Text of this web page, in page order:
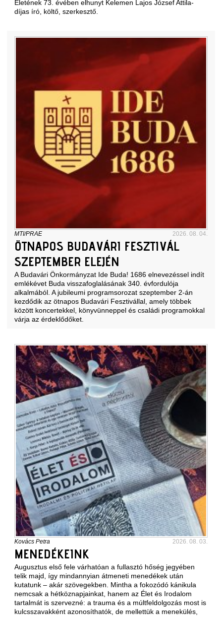
Életének 73. évében elhunyt Kelemen Lajos József Attila-
díjas író, költő, szerkesztő.
MTI/PRAE 2026. 08. 04.
ÖTNAPOS BUDAVÁRI FESZTIVÁL
SZEPTEMBER ELEJÉN
A Budavári Önkormányzat Ide Buda! 1686 elnevezéssel indít
emlékévet Buda visszafoglalásának 340. évfordulója
alkalmából. A jubileumi programsorozat szeptember 2-án
kezdődik az ötnapos Budavári Fesztivállal, amely többek
között koncertekkel, könyvünneppel és családi programokkal
várja az érdeklődőket.
Kovács Petra 2026. 08. 03.
MENEDÉKEINK
Augusztus első fele várhatóan a fullasztó hőség jegyében
telik majd, így mindannyian átmeneti menedékek után
kutatunk – akár szövegekben. Mintha a fokozódó kánikula
nemcsak a hétköznapjainkat, hanem az Élet és Irodalom
tartalmát is szervezné: a trauma és a múltfeldolgozás most is
kulcsszavakként azonosíthatók, de mellettük a menekülés,